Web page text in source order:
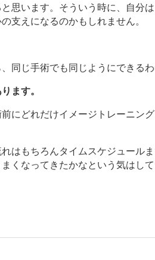
思います。そういう時に、自分
支えになるのかもしれません。
同じ手術でも同じようにできるわ
ます。
にどれだけイメージトレーニン
はもちろんタイムスケジュール
くなってきたかなという気はし